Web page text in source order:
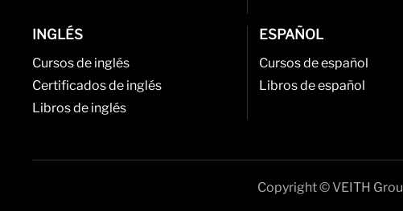
INGLÉS
Cursos de inglés
Certificados de inglés
Libros de inglés
ESPAÑOL
Cursos de español
Libros de español
Copyright © VEITH